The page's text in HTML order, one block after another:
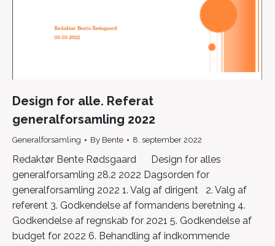
Design for alle. Referat
generalforsamling 2022
Generalforsamling By Bente 8. september 2022
Redaktør Bente Rødsgaard Design for alles
generalforsamling 28.2 2022 Dagsorden for
generalforsamling 2022 1. Valg af dirigent 2. Valg af
referent 3. Godkendelse af formandens beretning 4.
Godkendelse af regnskab for 2021 5. Godkendelse af
budget for 2022 6. Behandling af indkommende